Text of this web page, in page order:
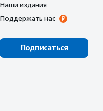
Наши издания
Поддержать нас
Подписаться